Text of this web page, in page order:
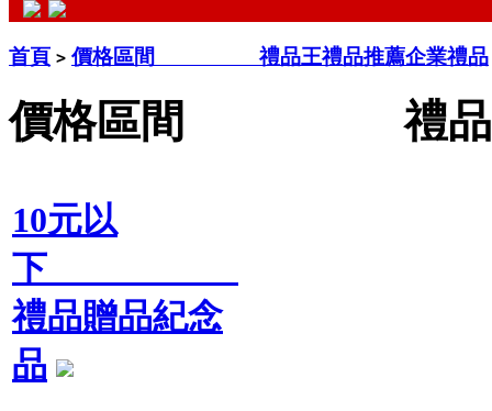
首頁 > 價格區間 禮品王禮品推薦企業禮品
價格區間 禮品王
10元以
下
禮品贈品紀念
品